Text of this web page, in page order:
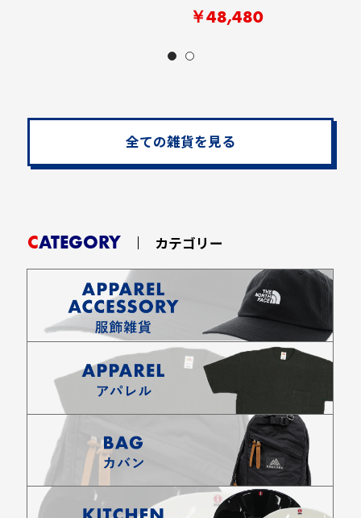
￥48,480
全ての雑貨を見る
CATEGORY カテゴリー